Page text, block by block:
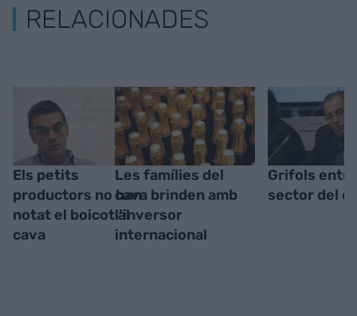
RELACIONADES
Els petits
productors no han
notat el boicot al
cava
Les famílies del
cava brinden amb
l’inversor
internacional
Grifols
sector del